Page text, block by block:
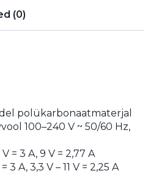
(0)
polükarbonaatmaterjal
100–240 V ~ 50/60 Hz,
= 3 A, 9 V = 2,77 A
3 A, 3,3 V – 11 V = 2,25 A